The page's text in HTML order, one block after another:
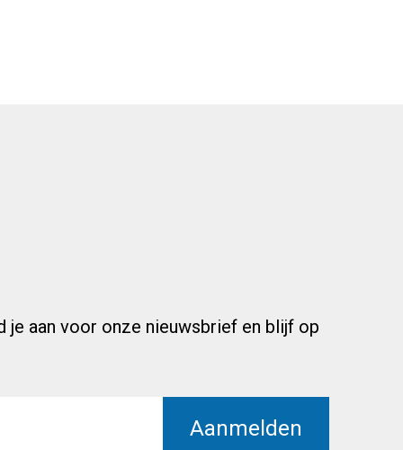
je aan voor onze nieuwsbrief en blijf op
Aanmelden